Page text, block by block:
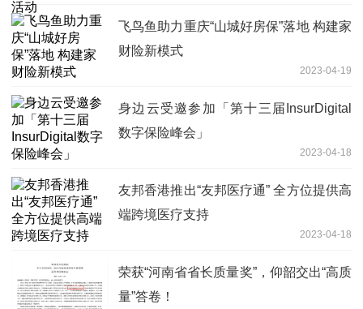
飞鸟鱼助力重庆“山城好房保”落地 构建家
财险新模式
2023-04-19
身边云受邀参加「第十三届InsurDigital
数字保险峰会」
2023-04-18
友邦香港推出“友邦医疗通” 全方位提供高
端跨境医疗支持
2023-04-18
荣获“河南省省长质量奖”，仰韶交出“高质
量”答卷！